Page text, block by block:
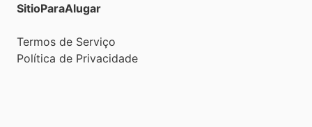
SitioParaAlugar
Termos de Serviço
Política de Privacidade